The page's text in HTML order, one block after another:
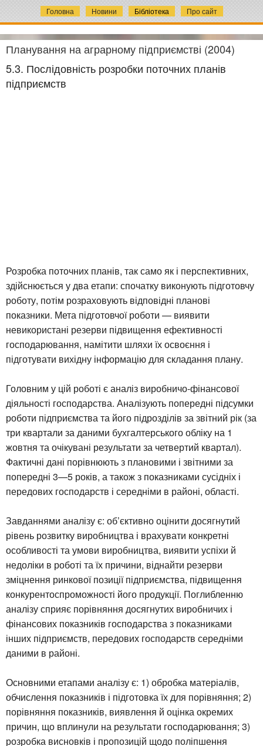
Головна Новини Бібліотека Про сайт
Планування на аграрному підприємстві (2004)
5.3. Послідовність розробки поточних планів
підприємств
Розробка поточних планів, так само як і перспективних,
здійснюється у два етапи: спочатку виконують підготовчу
роботу, потім розраховують відповідні планові
показники. Мета підготовчої роботи — виявити
невикористані резерви підвищення ефективності
господарювання, намітити шляхи їх освоєння і
підготувати вихідну інформацію для складання плану.
Головним у цій роботі є аналіз виробничо-фінансової
діяльності господарства. Аналізують попередні підсумки
роботи підприємства та його підрозділів за звітний рік (за
три квартали за даними бухгалтерського обліку на 1
жовтня та очікувані результати за четвертий квартал).
Фактичні дані порівнюють з плановими і звітними за
попередні 3—5 років, а також з показниками сусідніх і
передових господарств і середніми в районі, області.
Завданнями аналізу є: об’єктивно оцінити досягнутий
рівень розвитку виробництва і врахувати конкретні
особливості та умови виробництва, виявити успіхи й
недоліки в роботі та їх причини, віднайти резерви
зміцнення ринкової позиції підприємства, підвищення
конкурентоспроможності його продукції. Поглибленню
аналізу сприяє порівняння досягнутих виробничих і
фінансових показників господарства з показниками
інших підприємств, передових господарств середніми
даними в районі.
Основними етапами аналізу є: 1) обробка матеріалів,
обчислення показників і підготовка їх для порівняння; 2)
порівняння показників, виявлення й оцінка окремих
причин, що вплинули на результати господарювання; 3)
розробка висновків і пропозицій щодо поліпшення